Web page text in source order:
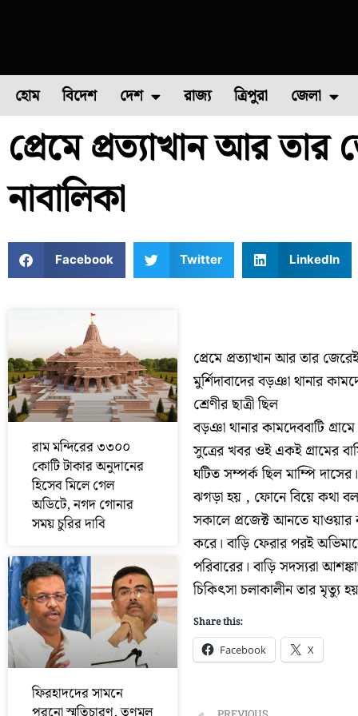
হোম বিদেশ দেশ
ফুল চাষ ফল চাষ মাছ চাষ পোল্ট্রি
রাজ্য ত্রিপুরা জেলা
উত্তর ২৪
প্রেমে প্রত্যাখান আর
নাবালিকা
Facebook Twitter LinkedIn
রাম মন্দিরের ৩৩০০
কোটি টাকার অনুদানের
হিসেব মিলে গেল
অডিটে, নগদ গোনার
সময় চুরির দাবি
ফিরহাদদের সামনে
প্রেমে প্রত্যাখান আর তার
মুর্শিদাবাদের বড়ঞা থানার
শ্রেণীর ছাত্রী ছিল
বড়ঞা থানার কামদেববাটি
সুত্রের খবর ওই একই গ্রামের
ঘটিত সম্পর্ক ছিল মাম্পি
ঝগড়া হয় , ফোনে বিয়ে কথা
সকালে প্রজেক্ট আনতে যাওয়ার
করে। বাড়ি ফেরার পরই
পরিবারের। বাড়ি সদস্যরা
চিকিৎসা চলাকালীন তার মৃত্যু
Share this:
Facebook X